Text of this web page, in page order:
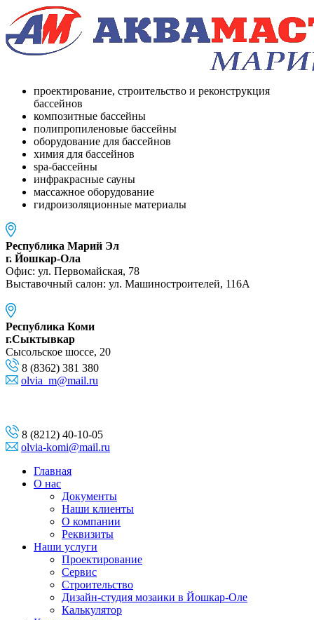
проектирование, строительство и реконструкция
бассейнов
композитные бассейны
полипропиленовые бассейны
оборудование для бассейнов
химия для бассейнов
spa-бассейны
инфракрасные сауны
массажное оборудование
гидроизоляционные материалы
Республика Марий Эл
г. Йошкар-Ола
Офис: ул. Первомайская, 78
Выставочный салон: ул. Машиностроителей, 116A
Республика Коми
г.Сыктывкар
Сысольское шоссе, 20
8 (8362) 381 380
olvia_m@mail.ru
8 (8212) 40-10-05
olvia-komi@mail.ru
Главная
О нас
Документы
Наши клиенты
О компании
Реквизиты
Наши услуги
Проектирование
Сервис
Строительство
Дизайн-студия мозаики в Йошкар-Оле
Калькулятор